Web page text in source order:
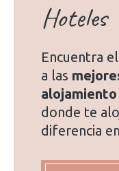
Hoteles
Encuentra
a las
donde te
diferencia